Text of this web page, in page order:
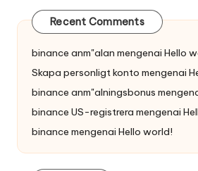
Recent Comments
binance anm"alan mengenai Hello
Skapa personligt konto mengenai
binance anm"alningsbonus
binance US-registrera mengenai
binance mengenai Hello world!